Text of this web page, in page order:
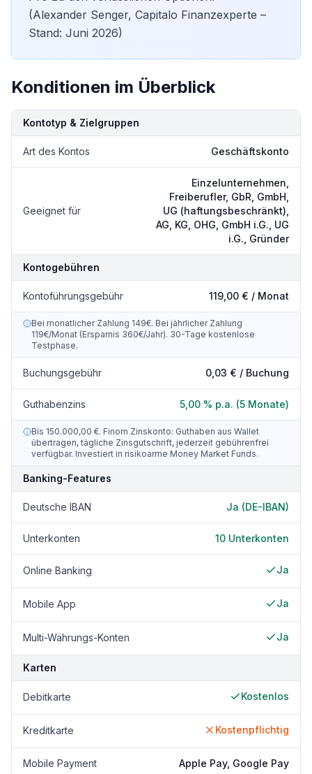
(Alexander Senger, Capitalo Finanzexperte –
Stand: Juni 2026)
Konditionen im Überblick
KonditionDetails
Kontotyp & Zielgruppen
Art des Kontos Geschäftskonto
Geeignet für
Einzelunternehmen,
Freiberufler, GbR, GmbH,
UG (haftungsbeschränkt),
AG, KG, OHG, GmbH i.G., UG
i.G., Gründer
Kontogebühren
Kontoführungsgebühr 119,00 € / Monat
Bei monatlicher Zahlung 149€. Bei jährlicher Zahlung
119€/Monat (Ersparnis 360€/Jahr). 30-Tage kostenlose
Testphase.
Buchungsgebühr 0,03 € / Buchung
Guthabenzins 5,00 % p.a. (5 Monate)
Bis 150.000,00 €. Finom Zinskonto: Guthaben aus Wallet
übertragen, tägliche Zinsgutschrift, jederzeit gebührenfrei
verfügbar. Investiert in risikoarme Money Market Funds.
Banking-Features
Deutsche IBAN Ja (DE-IBAN)
Unterkonten 10 Unterkonten
Online Banking Ja
Mobile App Ja
Multi-Währungs-Konten Ja
Karten
Debitkarte Kostenlos
Kreditkarte Kostenpflichtig
Mobile Payment Apple Pay, Google Pay